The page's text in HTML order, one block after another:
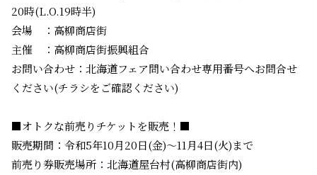
20時(L.O.19時半)
会場 ：高柳商店街
主催 ：高柳商店街振興組合
お問い合わせ：北海道フェア問い合わせ専用番号へお問合せ
ください(チラシをご確認ください)
■オトクな前売りチケットを販売！■
販売期間：令和5年10月20日(金)～11月4日(火)まで
前売り券販売場所：北海道屋台村(高柳商店街内)